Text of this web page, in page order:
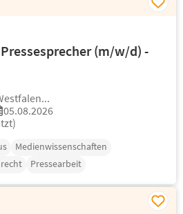
(m/w/d) -
05.08.2026
Medienwissenschaften
Pressearbeit